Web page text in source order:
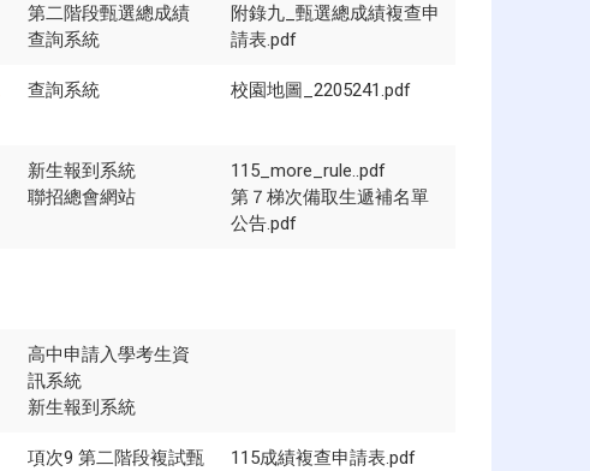
第二階段甄選總成績
查詢系統
附錄九_甄選總成績複查申
請表.pdf
查詢系統 校園地圖_2205241.pdf
新生報到系統
聯招總會網站
115_more_rule..pdf
第７梯次備取生遞補名單
公告.pdf
高中申請入學考生資
訊系統
新生報到系統
項次9 第二階段複試甄
115成績複查申請表.pdf